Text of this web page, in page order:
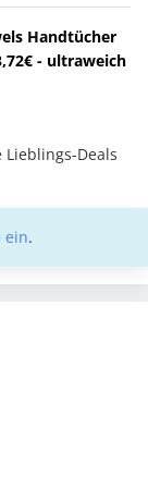
Handtücher
- ultraweich
Deals
ein.